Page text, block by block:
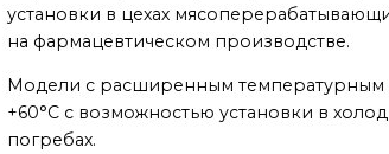
установки в цехах
на фармацевтическом производстве.
Модели с раcширенным температурным
+60°C с возможностью установки в
погребах.